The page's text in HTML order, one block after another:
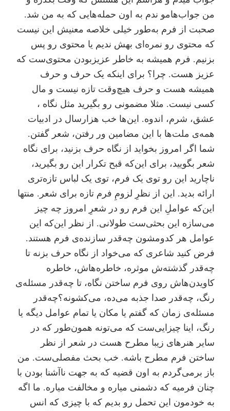
من جواب‌هامو ندم به اون حمله‌هایی که به من شد.
صحبت از فرم به‌طور خیلی خلاصه معنیش این نیست
که محتوی رو نمره‌ای بهش ندیم یا محتوی رو پس
بزنیم. فرم همیشه به خاطر عزیزبودن محتوی‌ست که
عزیز هست. چرا؟ برای اینکه یک حرف و حرف
همیشه هست و حرف هیچ‌وقت تازه ‌نیست و مال
کسی نیست. مثلا مضمونی رو بگیرید مثل نگاه ،
عشق، شرم، اندوه. این‌ها خب هزارسال در ادبیات
همه‌ی ملت‌ها با این مضامین ور رفتن، شعر گفتن.
شما اگر امروز بخواید از نگاه حرف بزنید، برای نگاه
شعر بگویید، برای این‌که قبح تکرار این رو بگیرید،
ناچارید این رو توی یک فرم، توی یک لباس تازه‌تری
ارائه بدید. این از نظرِ لزومِ فرم تازه برای شعر. منتها
این‌که عواملِ این فرم رو در شعرِ امروز چه چیز
می‌سازه این بحثی‌ست طولانی. از نظر این‌که این
عوامل هر کدومشون چه‌قدر سازنده‌ی فرم هستند.
فرض کنید شاعری که می‌خواد از نگاه حرف بزنه تا
چه‌قدر گذشته‌ش موثره، خاطره‌هاش، خاطره
کاویدن‌هاش روی فرم ساختن نگاه، تا چه‌قدر مسئله‌ی
رنگ، چه‌قدر صدا جذبه می‌ده، می‌کشونه؟چه‌قدر
مسئله‌ی زمان که گفتم یا مکان یا تمام عوامل دیگه یا
رنگ، اینا چیزایی‌ست که می‌تونه همون‌طور که در
سایر هنرهای زیبا مطرح هست در شعر از نظر
ساختن فرم مطرح باشه. خب بحث مفصلی‌ست. من
باز برمی‌گردم به اون قضیه که به جهت ناآشنا بودن با
چنان فرمیه که دشمنی میاره و مخالفت میاره. ما اگه
به خودمون ‌این تحمل رو بدیم که با چیزی که انس